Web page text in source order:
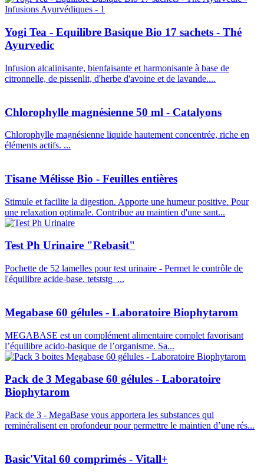
Yogi Tea - Equilibre Basique Bio 17 sachets - Thé
Ayurvedic
Infusion alcalinisante, bienfaisante et harmonisante à base de
citronnelle, de pissenlit, d'herbe d'avoine et de lavande....
Chlorophylle magnésienne 50 ml - Catalyons
Chlorophylle magnésienne liquide hautement concentrée, riche en
éléments actifs. ...
Tisane Mélisse Bio - Feuilles entières
Stimule et facilite la digestion. Apporte une humeur positive. Pour
une relaxation optimale. Contribue au maintien d'une sant...
Test Ph Urinaire "Rebasit"
Pochette de 52 lamelles pour test urinaire - Permet le contrôle de
l'équilibre acide-base. tetststg ...
Megabase 60 gélules - Laboratoire Biophytarom
MEGABASE est un complément alimentaire complet favorisant
l’équilibre acido-basique de l’organisme. Sa...
Pack de 3 Megabase 60 gélules - Laboratoire
Biophytarom
Pack de 3 - MegaBase vous apportera les substances qui
reminéralisent en profondeur pour permettre le maintien d’une rés...
Basic'Vital 60 comprimés - Vitall+